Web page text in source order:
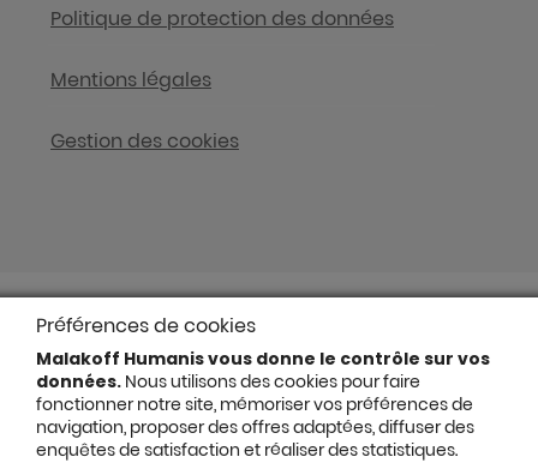
Politique de protection des données
Mentions légales
Gestion des cookies
Préférences de cookies
Malakoff Humanis vous donne le contrôle sur vos
données. Nous utilisons des cookies pour faire
fonctionner notre site, mémoriser vos préférences de
navigation, proposer des offres adaptées, diffuser des
enquêtes de satisfaction et réaliser des statistiques.